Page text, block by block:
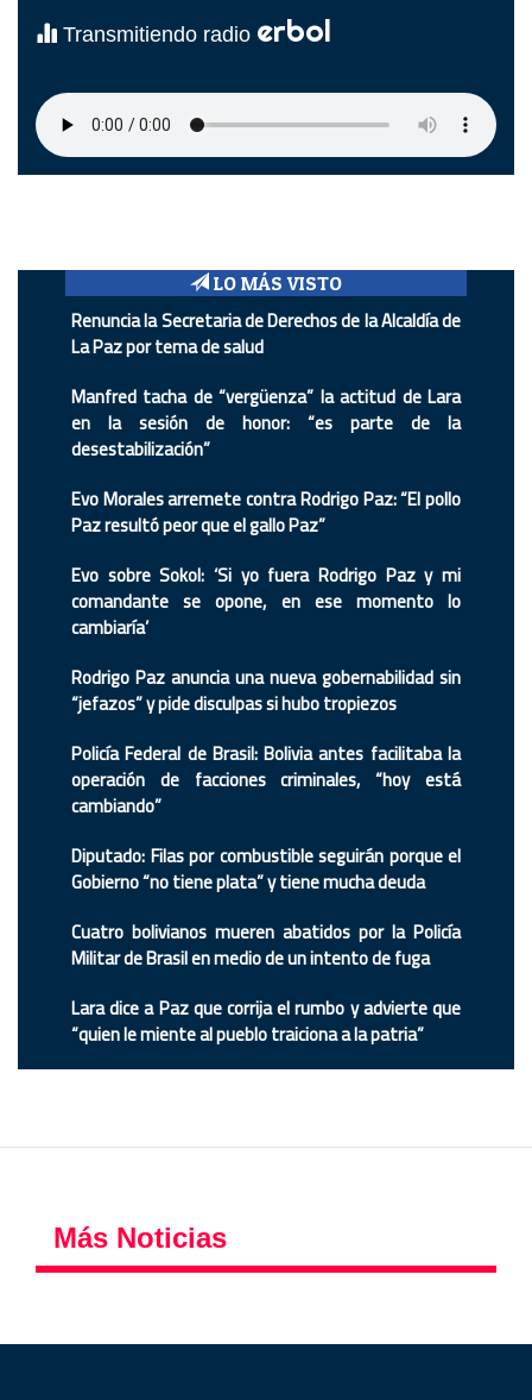
Transmitiendo radio erbol
LO MÁS VISTO
Renuncia la Secretaria de Derechos de la Alcaldía de
La Paz por tema de salud
Manfred tacha de “vergüenza” la actitud de Lara
en la sesión de honor: “es parte de la
desestabilización”
Evo Morales arremete contra Rodrigo Paz: “El pollo
Paz resultó peor que el gallo Paz”
Evo sobre Sokol: ‘Si yo fuera Rodrigo Paz y mi
comandante se opone, en ese momento lo
cambiaría’
Rodrigo Paz anuncia una nueva gobernabilidad sin
“jefazos” y pide disculpas si hubo tropiezos
Policía Federal de Brasil: Bolivia antes facilitaba la
operación de facciones criminales, “hoy está
cambiando”
Diputado: Filas por combustible seguirán porque el
Gobierno “no tiene plata” y tiene mucha deuda
Cuatro bolivianos mueren abatidos por la Policía
Militar de Brasil en medio de un intento de fuga
Lara dice a Paz que corrija el rumbo y advierte que
“quien le miente al pueblo traiciona a la patria”
Más Noticias